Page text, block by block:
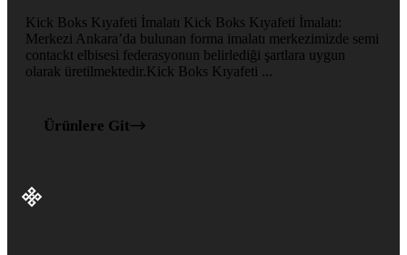
Kick Boks Kıyafeti İmalatı Kick Boks Kıyafeti İmalatı:
Merkezi Ankara’da bulunan forma imalatı merkezimizde semi
contackt elbisesi federasyonun belirlediği şartlara uygun
olarak üretilmektedir.Kick Boks Kıyafeti ...
Ürünlere Git